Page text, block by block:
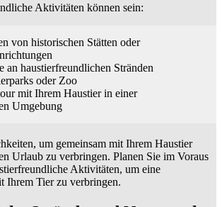
Aktivitäten können sein:
von historischen Stätten oder
an haustierfreundlichen Stränden
oder Zoo
mit Ihrem Haustier in einer
Umgebung
um gemeinsam mit Ihrem Haustier
Urlaub zu verbringen. Planen Sie im Voraus
Aktivitäten, um eine
Ihrem Tier zu verbringen.